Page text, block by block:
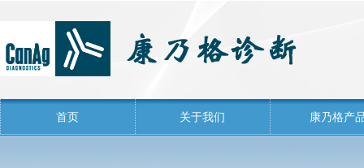
首页 关于我们 康乃格产